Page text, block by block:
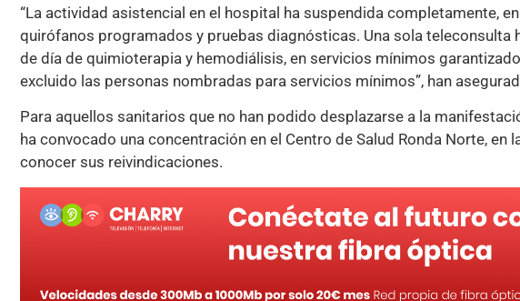
“La actividad asistencial en el hospital ha suspendida completamente,
quirófanos programados y pruebas diagnósticas. Una sola teleconsulta
de día de quimioterapia y hemodiálisis, en servicios mínimos
excluido las personas nombradas para servicios mínimos”, han
Para aquellos sanitarios que no han podido desplazarse a la
ha convocado una concentración en el Centro de Salud Ronda Norte,
conocer sus reivindicaciones.